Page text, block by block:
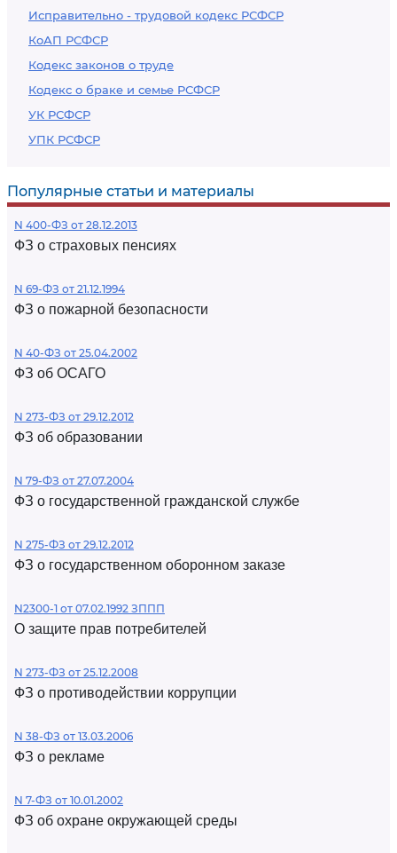
Исправительно - трудовой кодекс РСФСР
КоАП РСФСР
Кодекс законов о труде
Кодекс о браке и семье РСФСР
УК РСФСР
УПК РСФСР
Популярные статьи и материалы
N 400-ФЗ от 28.12.2013
ФЗ о страховых пенсиях
N 69-ФЗ от 21.12.1994
ФЗ о пожарной безопасности
N 40-ФЗ от 25.04.2002
ФЗ об ОСАГО
N 273-ФЗ от 29.12.2012
ФЗ об образовании
N 79-ФЗ от 27.07.2004
ФЗ о государственной гражданской службе
N 275-ФЗ от 29.12.2012
ФЗ о государственном оборонном заказе
N2300-1 от 07.02.1992 ЗППП
О защите прав потребителей
N 273-ФЗ от 25.12.2008
ФЗ о противодействии коррупции
N 38-ФЗ от 13.03.2006
ФЗ о рекламе
N 7-ФЗ от 10.01.2002
ФЗ об охране окружающей среды